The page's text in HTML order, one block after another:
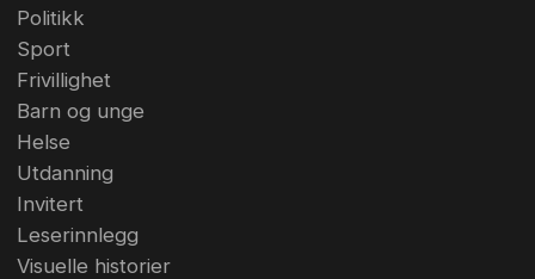
Politikk
Sport
Frivillighet
Barn og unge
Helse
Utdanning
Invitert
Leserinnlegg
Visuelle historier